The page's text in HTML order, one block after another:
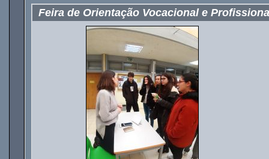
Feira de Orientação Vocacional e